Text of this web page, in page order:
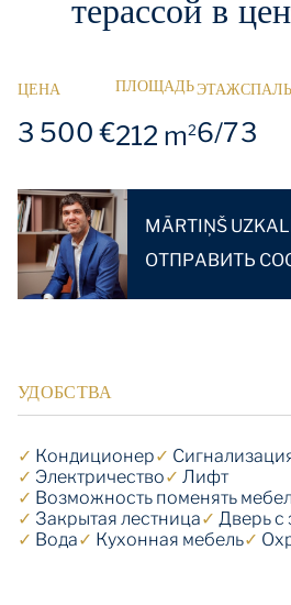
терассой в
ЦЕНА
3 500 €
ПЛОЩАДЬ
212 m2
ЭТАЖ
6/73
MĀRTIŅŠ
OТПРАВИТЬ
УДОБСТВА
✓ Кондиционер✓
✓ Электричество✓ Лифт
✓ Возможность поменять
✓ Закрытая лестница✓ Дверь с
✓ Вода✓ Кухонная мебель✓